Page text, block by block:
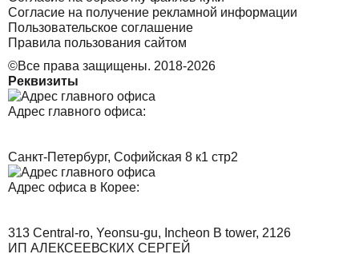
Согласие на получение рекламной информации
Пользовательское соглашение
Правила пользования сайтом
©Все права защищены. 2018-2026
Реквизиты
Адрес главного офиса:
Санкт-Петербург, Софийская 8 к1 стр2
Адрес офиса в Корее:
313 Central-ro, Yeonsu-gu, Incheon B tower, 2126
ИП АЛЕКСЕЕВСКИХ СЕРГЕЙ